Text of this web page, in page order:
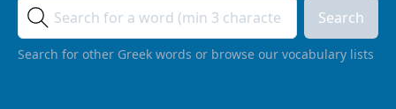
Search
Search for other Greek words or browse our vocabulary lists